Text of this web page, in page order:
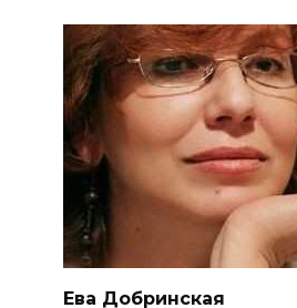
Ева Добринская